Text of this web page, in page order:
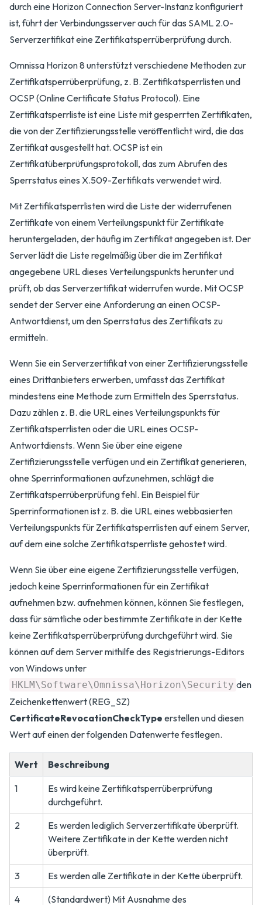
durch eine Horizon Connection Server-Instanz konfiguriert
ist, führt der Verbindungsserver auch für das SAML 2.0-
Serverzertifikat eine Zertifikatsperrüberprüfung durch.
Omnissa Horizon 8 unterstützt verschiedene Methoden zur
Zertifikatsperrüberprüfung, z. B. Zertifikatsperrlisten und
OCSP (Online Certificate Status Protocol). Eine
Zertifikatsperrliste ist eine Liste mit gesperrten Zertifikaten,
die von der Zertifizierungsstelle veröffentlicht wird, die das
Zertifikat ausgestellt hat. OCSP ist ein
Zertifikatüberprüfungsprotokoll, das zum Abrufen des
Sperrstatus eines X.509-Zertifikats verwendet wird.
Mit Zertifikatsperrlisten wird die Liste der widerrufenen
Zertifikate von einem Verteilungspunkt für Zertifikate
heruntergeladen, der häufig im Zertifikat angegeben ist. Der
Server lädt die Liste regelmäßig über die im Zertifikat
angegebene URL dieses Verteilungspunkts herunter und
prüft, ob das Serverzertifikat widerrufen wurde. Mit OCSP
sendet der Server eine Anforderung an einen OCSP-
Antwortdienst, um den Sperrstatus des Zertifikats zu
ermitteln.
Wenn Sie ein Serverzertifikat von einer Zertifizierungsstelle
eines Drittanbieters erwerben, umfasst das Zertifikat
mindestens eine Methode zum Ermitteln des Sperrstatus.
Dazu zählen z. B. die URL eines Verteilungspunkts für
Zertifikatsperrlisten oder die URL eines OCSP-
Antwortdiensts. Wenn Sie über eine eigene
Zertifizierungsstelle verfügen und ein Zertifikat generieren,
ohne Sperrinformationen aufzunehmen, schlägt die
Zertifikatsperrüberprüfung fehl. Ein Beispiel für
Sperrinformationen ist z. B. die URL eines webbasierten
Verteilungspunkts für Zertifikatsperrlisten auf einem Server,
auf dem eine solche Zertifikatsperrliste gehostet wird.
Wenn Sie über eine eigene Zertifizierungsstelle verfügen,
jedoch keine Sperrinformationen für ein Zertifikat
aufnehmen bzw. aufnehmen können, können Sie festlegen,
dass für sämtliche oder bestimmte Zertifikate in der Kette
keine Zertifikatsperrüberprüfung durchgeführt wird. Sie
können auf dem Server mithilfe des Registrierungs-Editors
von Windows unter
HKLM\Software\Omnissa\Horizon\Security den
Zeichenkettenwert (REG_SZ)
CertificateRevocationCheckType erstellen und diesen
Wert auf einen der folgenden Datenwerte festlegen.
Wert Beschreibung
1
Es wird keine Zertifikatsperrüberprüfung
durchgeführt.
2
Es werden lediglich Serverzertifikate überprüft.
Weitere Zertifikate in der Kette werden nicht
überprüft.
3
Es werden alle Zertifikate in der Kette überprüft.
4
(Standardwert) Mit Ausnahme des